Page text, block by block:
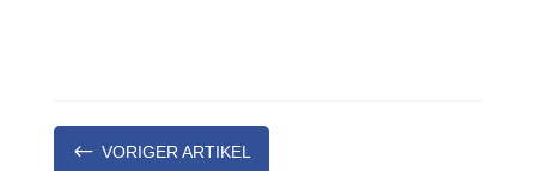
# VORIGER ARTIKEL